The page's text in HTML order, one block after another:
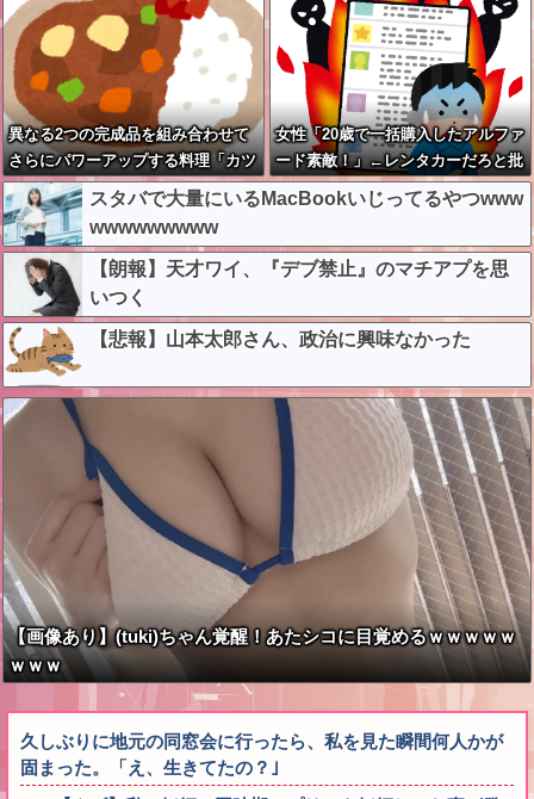
異なる2つの完成品を組み合わせて
さらにパワーアップする料理「カツ
カレー」以外にない
女性「20歳で一括購入したアルファ
ード素敵！」←レンタカーだろと批
判殺到
スタバで大量にいるMacBookいじってるやつwww
wwwwwwwww
【朗報】天才ワイ、『デブ禁止』のマチアプを思
いつく
【悲報】山本太郎さん、政治に興味なかった
【画像あり】(tuki)ちゃん覚醒！あたシコに目覚めるｗｗｗｗｗ
ｗｗｗ
久しぶりに地元の同窓会に行ったら、私を見た瞬間何人かが
固まった。「え、生きてたの？｣